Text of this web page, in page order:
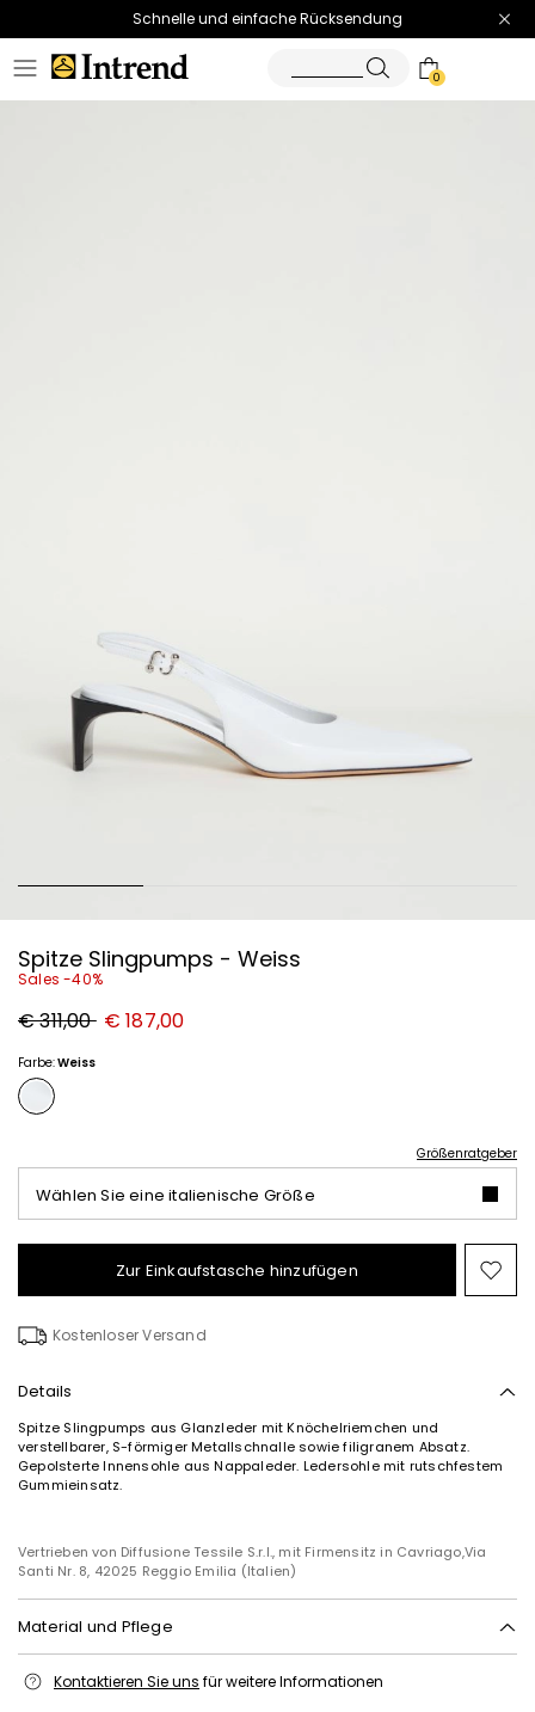
Schnelle und einfache Rücksendung
0
Spitze Slingpumps - Weiss
Sales -40%
Ursprünglicher
Preis
311,00
€ 311,00 Neuer
Preis
€ 187,00
Farbe:Weiss
Größenratgeber
Wählen Sie eine italienische Größe
Zur Einkaufstasche hinzufügen Auf
die
Kostenloser Versand
Details
Spitze Slingpumps aus Glanzleder mit Knöchelriemchen und
verstellbarer, S-förmiger Metallschnalle sowie filigranem Absatz.
Gepolsterte Innensohle aus Nappaleder. Ledersohle mit rutschfestem
Gummieinsatz.
Vertrieben von Diffusione Tessile S.r.l., mit Firmensitz in Cavriago,Via
Santi Nr. 8, 42025 Reggio Emilia (Italien)
Material und Pflege
Kontaktieren Sie uns für weitere Informationen